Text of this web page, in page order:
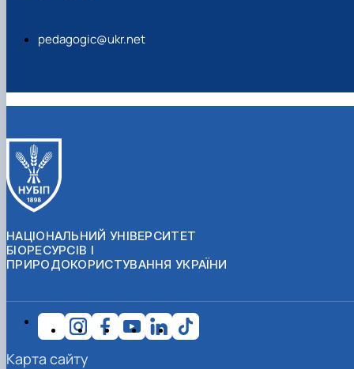
pedagogic@ukr.net
НАЦІОНАЛЬНИЙ УНІВЕРСИТЕТ
БІОРЕСУРСІВ І
ПРИРОДОКОРИСТУВАННЯ УКРАЇНИ
Карта сайту